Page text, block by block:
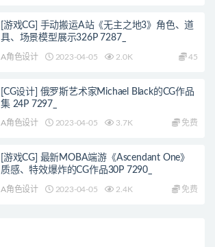
[游戏CG] 手动搬运A站《无主之地3》角色、道
具、场景模型展示326P 7287_
A角色设计 2023-04-05 2.0K 45
[CG设计] 俄罗斯艺术家Michael Black的CG作品
集 24P 7297_
A角色设计 2023-04-05 3.7K 免费
[游戏CG] 最新MOBA端游《Ascendant One》
质感、特效爆炸的CG作品30P 7290_
A角色设计 2023-04-05 2.4K 免费